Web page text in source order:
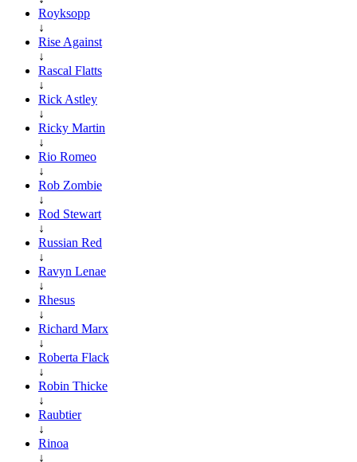
Royksopp
↓
Rise Against
↓
Rascal Flatts
↓
Rick Astley
↓
Ricky Martin
↓
Rio Romeo
↓
Rob Zombie
↓
Rod Stewart
↓
Russian Red
↓
Ravyn Lenae
↓
Rhesus
↓
Richard Marx
↓
Roberta Flack
↓
Robin Thicke
↓
Raubtier
↓
Rinoa
↓